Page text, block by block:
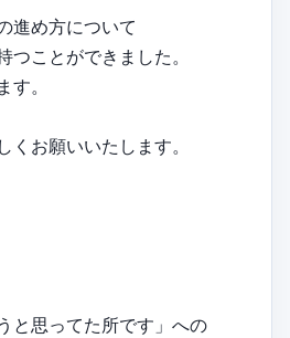
進め方について
つことができました。
。
くお願いいたします。
と思ってた所です」への